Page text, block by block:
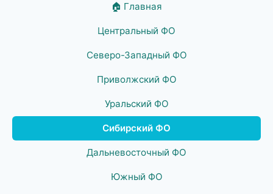
🏠 Главная
Центральный ФО
Северо-Западный ФО
Приволжский ФО
Уральский ФО
Сибирский ФО
Дальневосточный ФО
Южный ФО